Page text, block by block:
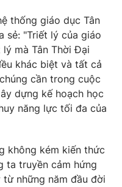
thống giáo dục Tân
sẻ: "Triết lý của giáo
mà Tân Thời Đại
khác biệt và tất cả
cần trong cuộc
dựng kế hoạch học
năng lực tối đa của
không kém kiến thức
ta truyền cảm hứng
những năm đầu đời